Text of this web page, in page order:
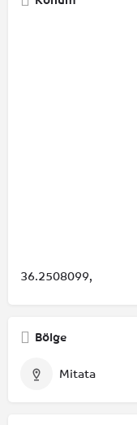
36.2508099,
Bölge
Mitata